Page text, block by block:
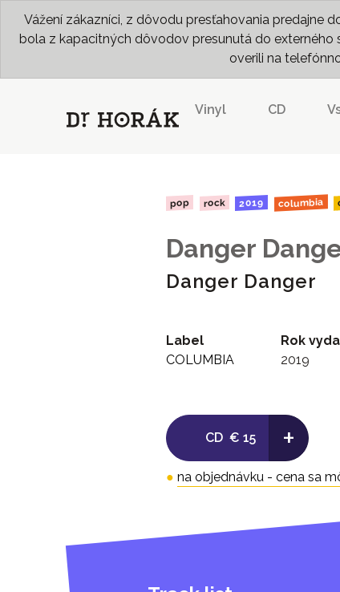
Vážení zákazníci, z dôvodu presťahovania predajne
bola z kapacitných dôvodov presunutá do externého
overili na
Vinyl CD
pop rock 2019 columbia
Danger
Danger Danger
Label
COLUMBIA
Rok
2019
CD € 15 +
● na objednávku - cena sa